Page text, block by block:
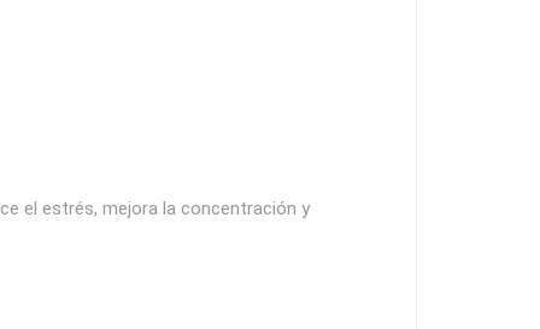
el estrés, mejora la concentración y